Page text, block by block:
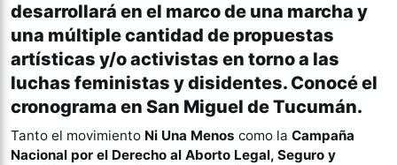
desarrollará en el marco de una marcha y
una múltiple cantidad de propuestas
artísticas y/o activistas en torno a las
luchas feministas y disidentes. Conocé el
cronograma en San Miguel de Tucumán.
Tanto el movimiento Ni Una Menos como la Campaña
Nacional por el Derecho al Aborto Legal, Seguro y